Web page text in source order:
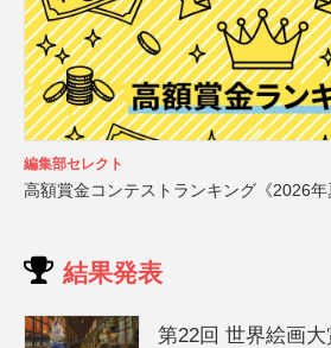
編集部セレクト
高額賞金コンテストランキング《2026年
結果発表
第22回 世界絵画